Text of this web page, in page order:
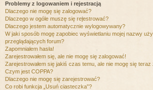
Problemy z logowaniem i rejestracją
Dlaczego nie mogę się zalogować?
Dlaczego w ogóle muszę się rejestrować?
Dlaczego jestem automatycznie wylogowywany?
W jaki sposób mogę zapobiec wyświetlaniu mojej nazwy
przeglądających forum?
Zapomniałem hasła!
Zarejestrowałem się, ale nie mogę się zalogować!
Zarejestrowałem się jakiś czas temu, ale nie mogę się teraz
Czym jest COPPA?
Dlaczego nie mogę się zarejestrować?
Co robi funkcja „Usuń ciasteczka”?